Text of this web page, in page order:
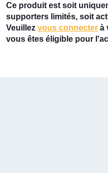
Ce produit est soit
supporters limités, soit
Veuillez vous connecter à
vous êtes éligible pour